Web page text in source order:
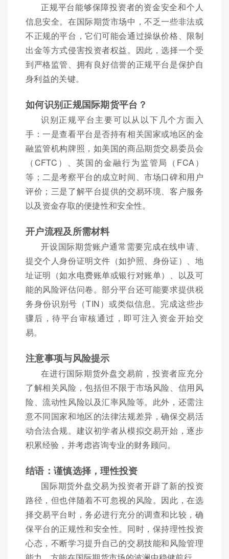
正规平台能够保障投资者的资金安全和个人
信息安全。在国际期货市场中，不乏一些非法或
不正规的平台，它们可能会通过操纵价格、限制
出金等方式侵害投资者权益。因此，选择一个受
到严格监管、拥有良好信誉的正规平台是保护自
身利益的关键。
如何识别正规国际期货平台？
识别正规平台主要可以从以下几个方面入
手：一是查看平台是否持有相关国家或地区的金
融监管机构牌照，如美国的商品期货交易委员会
（CFTC）、英国的金融行为监管局（FCA）
等；二是考察平台的成立时间、市场口碑和用户
评价；三是了解平台提供的交易环境、客户服务
以及资金存取的便捷性和安全性。
开户流程及所需材料
开设国际期货账户通常需要完成在线申请、
提交个人身份证明文件（如护照、身份证）、地
址证明（如水电费账单或银行对账单）、以及可
能的风险评估问卷。部分平台还可能要求提供税
务身份识别号（TIN）或类似信息。完成这些步
骤后，待平台审核通过，即可注入资金开始交
易。
注意事项与风险提示
在进行国际期货外盘交易前，投资者应充分
了解相关风险，包括但不限于市场风险、信用风
险、流动性风险以及汇率风险等。此外，还需注
意不同国家和地区的法律法规差异，确保交易活
动合法合规。建议初学者从模拟交易开始，逐步
积累经验，并考虑咨询专业的财务顾问。
结语：谨慎选择，理性投资
国际期货外盘交易为投资者开辟了新的投资
路径，但也伴随着不可忽视的风险。因此，在选
择交易平台时，务必进行充分的调查和比较，确
保平台的正规性和安全性。同时，保持理性投资
心态，不断学习提升自己的交易技能和风险管理